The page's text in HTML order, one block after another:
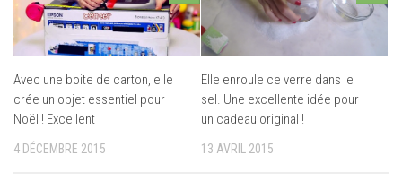
Avec une boite de carton, elle
crée un objet essentiel pour
Noël ! Excellent
4 DÉCEMBRE 2015
Elle enroule ce verre dans le
sel. Une excellente idée pour
un cadeau original !
13 AVRIL 2015